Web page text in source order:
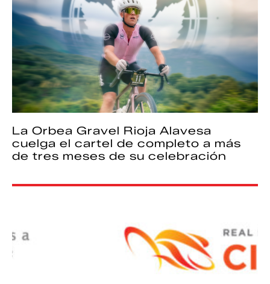
La Orbea Gravel Rioja Alavesa
cuelga el cartel de completo a más
de tres meses de su celebración